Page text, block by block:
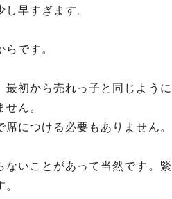
早すぎます。
です。
最初から売れっ子と同じように
ん。
につける必要もありません。
ないことがあって当然です。緊